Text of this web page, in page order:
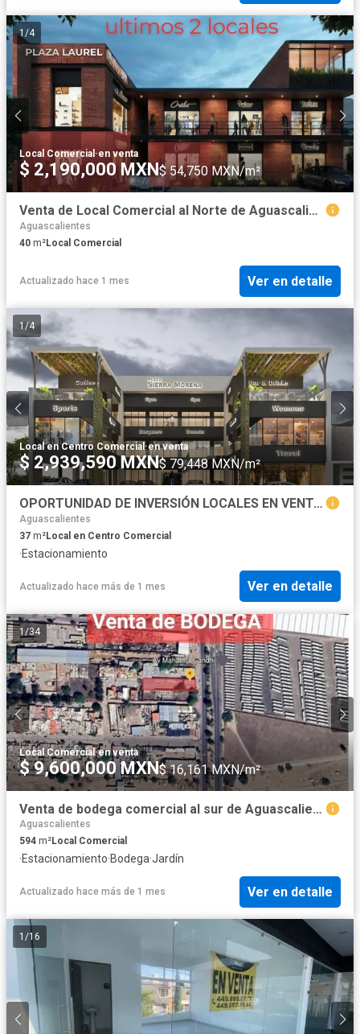
1 /4
Local Comercial ·en venta
$ 2,190,000 MXN$ 54,750 MXN/m²
Venta de Local Comercial al Norte de Aguascalientes
Aguascalientes
40 m²Local Comercial
Actualizado hace 1 mes Ver en detalle
1 /4
Local en Centro Comercial·en venta
$ 2,939,590 MXN$ 79,448 MXN/m²
OPORTUNIDAD DE INVERSIÓN LOCALES EN VENTA Y RENTA AL NORTE DE AGUASCALIENTES
Aguascalientes
37 m²Local en Centro Comercial
·Estacionamiento
Actualizado hace más de 1 mes Ver en detalle
1 /34
Local Comercial·en venta
$ 9,600,000 MXN$ 16,161 MXN/m²
Venta de bodega comercial al sur de Aguascalientes, colonia San Pedro
Aguascalientes
594 m²Local Comercial
·Estacionamiento·Bodega·Jardín
Actualizado hace más de 1 mes Ver en detalle
1 /16